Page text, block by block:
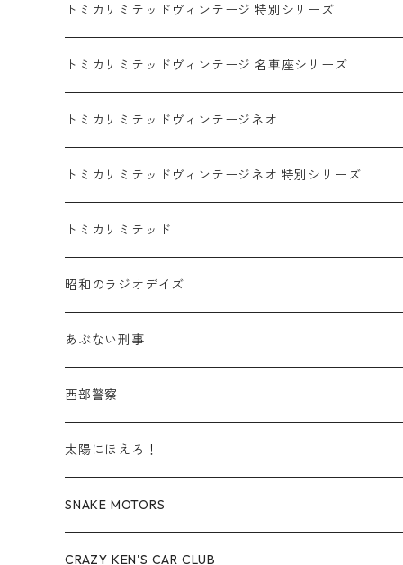
マツダ / MAZDA
ホンダ / HONDA
日産 / NISSAN
スバル / SUBARU
スズキ / SUZUKI
三菱 / MITSUBISHI
シボレー / Chevrolet
ビー・エム・ダブリュー / BMW
レクサス / LEXUS
アウディ / Audi
ロータス / LOTUS
赤箱 - 限定トミカ 初回特別カラー
赤箱 - 絶版（廃盤）トミカ No.1-120
赤箱 - 絶版（廃盤）トミカ No.1-9
赤箱 - 絶版（廃盤）トミカ No.10-19
赤箱 - 絶版（廃盤）トミカ No.60-69
赤箱 - 絶版（廃盤）トミカ No.70-79
赤箱 - 絶版（廃盤）ロングトミカ No.121-
赤箱 - 車種別
乗用車
商用車・公用車
TLV - NEW LINEUP
TLV - No. LV-00-195
TLV - No. LV-00-09
TLV - No. LV-10-19
TLV - No. LV-60-69
TLV - No. LV-70-79
TLV - 車種別
乗用車
商用車・公用車
トミカリミテッドヴィンテージ 特別シリーズ
トミカリミテッドヴィンテージ 名車座シリーズ
トミカリミテッドヴィンテージネオ
TLVN - NEW LINEUP
TLVN - No. LV-00-219
TLVN - No. LV-00-09
TLVN - No. LV-10-19
TLVN - 車種別
乗用車
商用車・公用車
トミカリミテッドヴィンテージネオ 特別シリーズ
トミカリミテッド
昭和のラジオデイズ
あぶない刑事
西部警察
太陽にほえろ！
SNAKE MOTORS
CRAZY KEN'S CAR CLUB